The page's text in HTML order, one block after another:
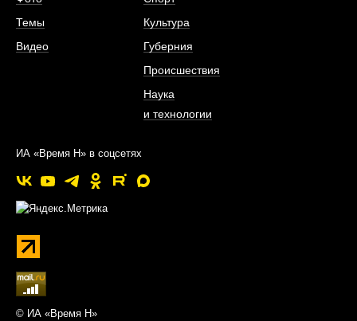
Темы
Видео
Культура
Губерния
Происшествия
Наука
и технологии
ИА «Время Н» в соцсетях
© ИА «Время Н»